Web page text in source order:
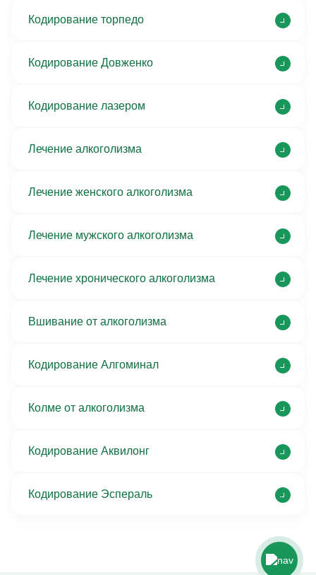
Кодирование торпедо
Кодирование Довженко
Кодирование лазером
Лечение алкоголизма
Лечение женского алкоголизма
Лечение мужского алкоголизма
Лечение хронического алкоголизма
Вшивание от алкоголизма
Кодирование Алгоминал
Колме от алкоголизма
Кодирование Аквилонг
Кодирование Эспераль